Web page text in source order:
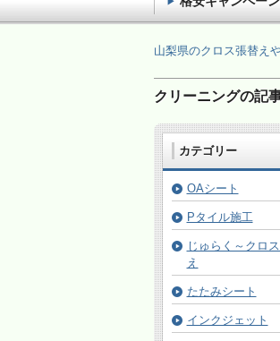
クリーニングの記
カテゴリー
OAシート
Pタイル施工
じゅらく～クロ
え
たたみシート
インクジェット
山梨県のクロス張替え